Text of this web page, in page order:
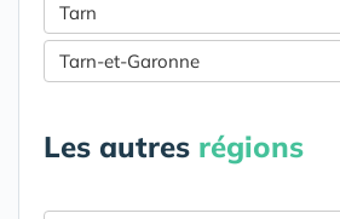
Tarn
Tarn-et-Garonne
Les autres régions